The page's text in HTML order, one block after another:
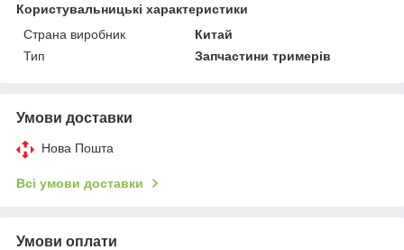
Користувальницькі характеристики
Страна виробник
Китай
Тип
Запчастини тримерів
Умови доставки
Нова Пошта
Всі умови доставки
Умови оплати